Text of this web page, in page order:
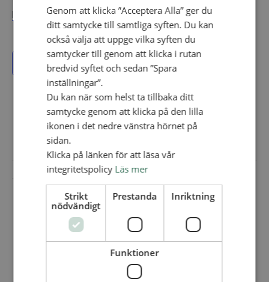
Mer information och anmälan
Lägg till i kalender
Adress:
Kyrkvägen 6
Bottnaryd+ Google Map
Genom att klicka ”Acceptera Alla” ger du
ditt samtycke till samtliga syften. Du kan
också välja att uppge vilka syften du
samtycker till genom att klicka i rutan
bredvid syftet och sedan ”Spara
inställningar”.
Du kan när som helst ta tillbaka ditt
samtycke genom att klicka på den lilla
ikonen i det nedre vänstra hörnet på
sidan.
Klicka på länken för att läsa vår
integritetspolicy Läs mer
Strikt
nödvändigt
Prestanda Inriktning
Funktioner